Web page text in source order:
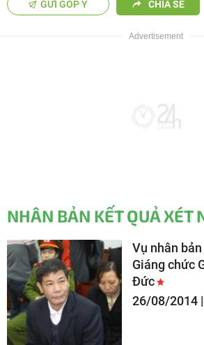
GỬI GÓP Ý CHIA SẺ
NHÂN BẢN KẾT QUẢ XÉT
Vụ nhân
Giáng chức
Đức
26/08/2014